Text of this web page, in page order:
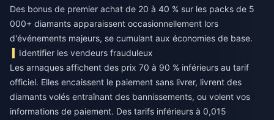
Des bonus de premier achat de 20 à 40 % sur les packs de 5
000+ diamants apparaissent occasionnellement lors
d'événements majeurs, se cumulant aux économies de base.
Identifier les vendeurs frauduleux
Les arnaques affichent des prix 70 à 90 % inférieurs au tarif
officiel. Elles encaissent le paiement sans livrer, livrent des
diamants volés entraînant des bannissements, ou volent vos
informations de paiement. Des tarifs inférieurs à 0,015